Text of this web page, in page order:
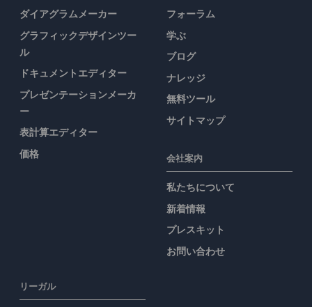
ダイアグラムメーカー
グラフィックデザインツー
ル
ドキュメントエディター
プレゼンテーションメーカ
ー
表計算エディター
価格
フォーラム
学ぶ
ブログ
ナレッジ
無料ツール
サイトマップ
会社案内
私たちについて
新着情報
プレスキット
お問い合わせ
リーガル